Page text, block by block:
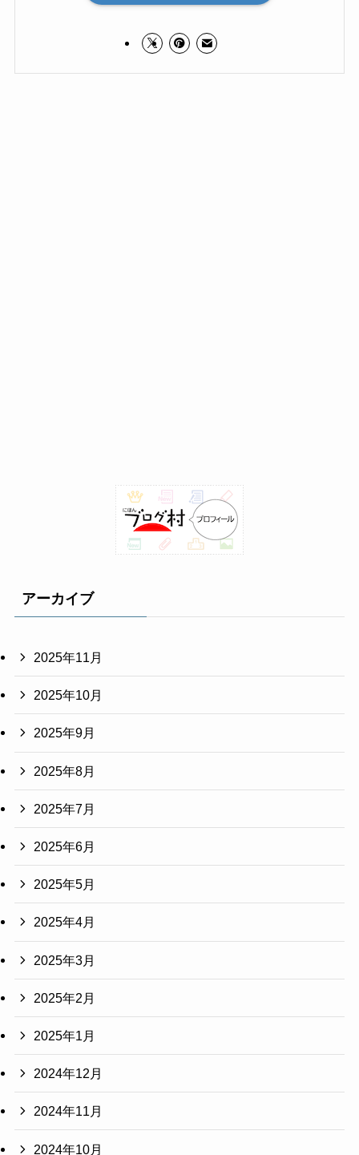
アーカイブ
2025年11月
2025年10月
2025年9月
2025年8月
2025年7月
2025年6月
2025年5月
2025年4月
2025年3月
2025年2月
2025年1月
2024年12月
2024年11月
2024年10月